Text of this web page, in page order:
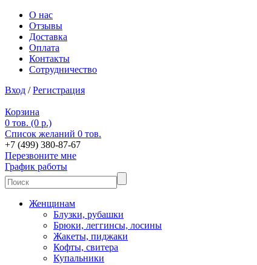
О нас
Отзывы
Доставка
Оплата
Контакты
Сотрудничество
Вход /Регистрация
Корзина
0 тов. (0 р.)
Список желаний 0 тов.
+7 (499) 380-87-67
Перезвоните мне
График работы
Женщинам
Блузки, рубашки
Брюки, леггинсы, лосины
Жакеты, пиджаки
Кофты, свитера
Купальники